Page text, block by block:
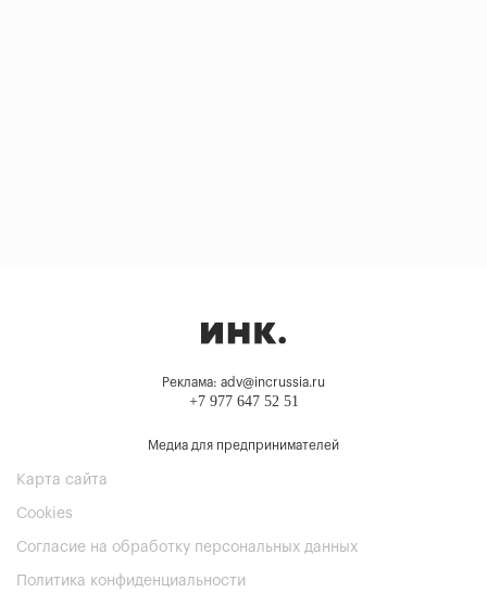
Реклама: adv@incrussia.ru
+7 977 647 52 51
Медиа для предпринимателей
Карта сайта
Cookies
Согласие на обработку персональных данных
Политика конфиденциальности